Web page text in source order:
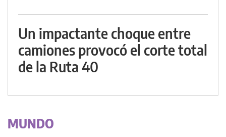
Un impactante choque entre
camiones provocó el corte total
de la Ruta 40
MUNDO